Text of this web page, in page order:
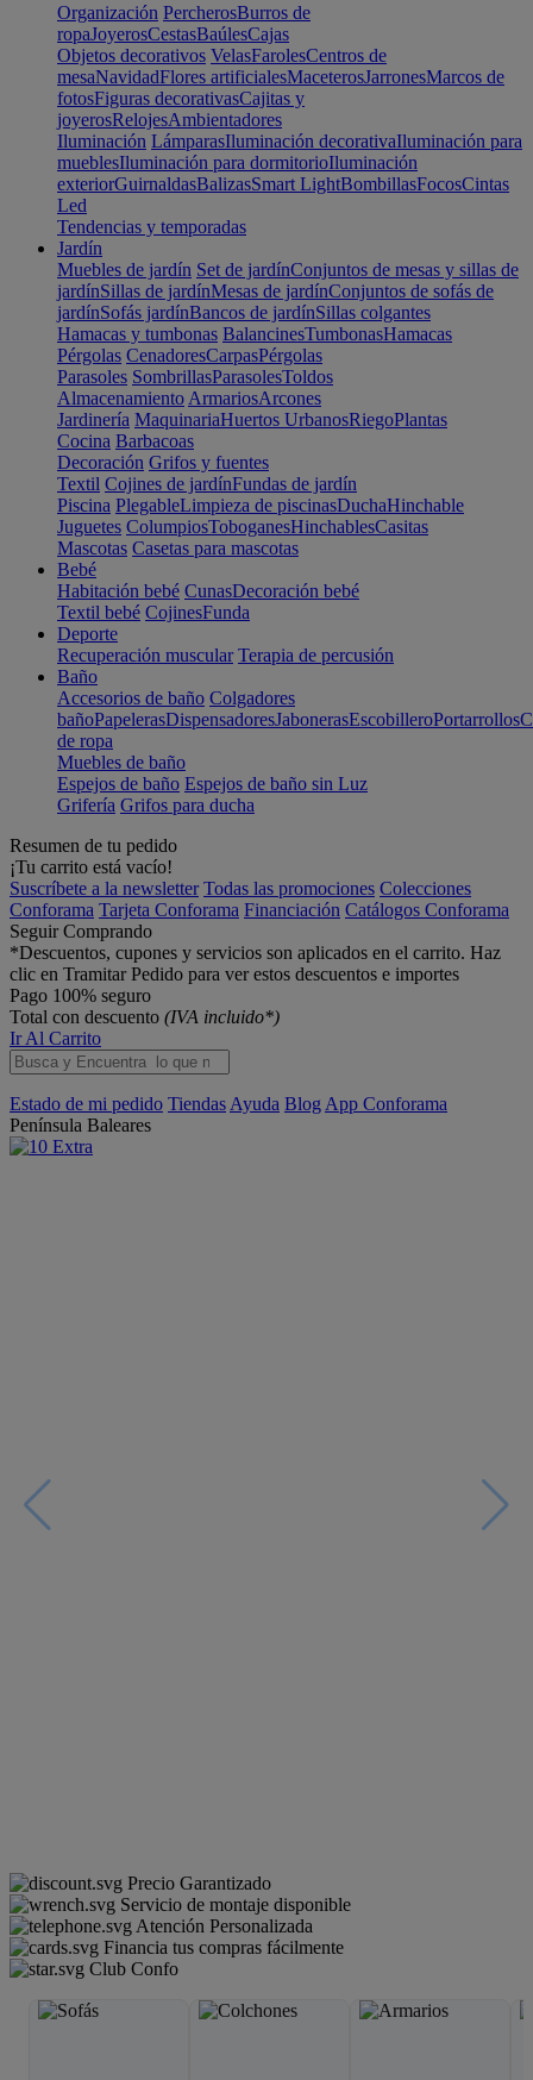
Organización PercherosBurros de
ropaJoyerosCestasBaúlesCajas
Objetos decorativos VelasFarolesCentros de
mesaNavidadFlores artificialesMaceterosJarronesMarcos de
fotosFiguras decorativasCajitas y
joyerosRelojesAmbientadores
Iluminación LámparasIluminación decorativaIluminación para
mueblesIluminación para dormitorioIluminación
exteriorGuirnaldasBalizasSmart LightBombillasFocosCintas
Led
Tendencias y temporadas
Jardín
Muebles de jardín Set de jardínConjuntos de mesas y sillas de
jardínSillas de jardínMesas de jardínConjuntos de sofás de
jardínSofás jardínBancos de jardínSillas colgantes
Hamacas y tumbonas BalancinesTumbonasHamacas
Pérgolas CenadoresCarpasPérgolas
Parasoles SombrillasParasolesToldos
Almacenamiento ArmariosArcones
Jardinería MaquinariaHuertos UrbanosRiegoPlantas
Cocina Barbacoas
Decoración Grifos y fuentes
Textil Cojines de jardínFundas de jardín
Piscina PlegableLimpieza de piscinasDuchaHinchable
Juguetes ColumpiosToboganesHinchablesCasitas
Mascotas Casetas para mascotas
Bebé
Habitación bebé CunasDecoración bebé
Textil bebé CojinesFunda
Deporte
Recuperación muscular Terapia de percusión
Baño
Accesorios de baño Colgadores
bañoPapelerasDispensadoresJabonerasEscobilleroPortarrollos
de ropa
Muebles de baño
Espejos de baño Espejos de baño sin Luz
Grifería Grifos para ducha
Resumen de tu pedido
¡Tu carrito está vacío!
Suscríbete a la newsletter Todas las promociones Colecciones
Conforama Tarjeta Conforama Financiación Catálogos Conforama
Seguir Comprando
*Descuentos, cupones y servicios son aplicados en el carrito. Haz
clic en Tramitar Pedido para ver estos descuentos e importes
Pago 100% seguro
Total con descuento (IVA incluido*)
Ir Al Carrito
Estado de mi pedido Tiendas Ayuda Blog App Conforama
Península Baleares
Precio Garantizado
Servicio de montaje disponible
Atención Personalizada
Financia tus compras fácilmente
Club Confo